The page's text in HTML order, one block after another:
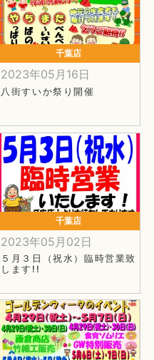
千葉店
2023年05月16日
八街すいか祭り開催
千葉店
2023年05月02日
５月３日（祝水）臨時営業致
します!!